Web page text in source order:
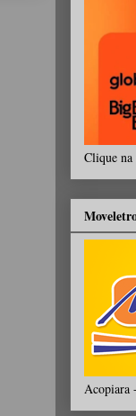
Clique na
Acopiara